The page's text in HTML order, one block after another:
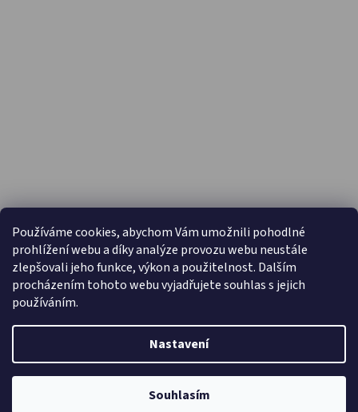
Používáme cookies, abychom Vám umožnili pohodlné
prohlížení webu a díky analýze provozu webu neustále
zlepšovali jeho funkce, výkon a použitelnost. Dalším
procházením tohoto webu vyjadřujete souhlas s jejich
používáním.
Nastavení
Souhlasím
PŘIJÍMÁME ONLINE PLATBY
Vytvořil Shoptet
Copyright 2026Capáčky.com. Všechna práva vyhrazena.